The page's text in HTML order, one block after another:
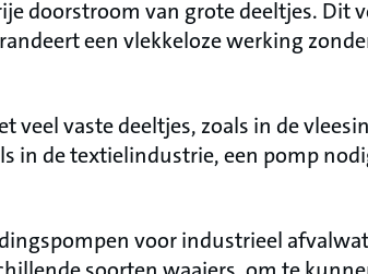
doorstroom van grote deeltjes. Dit
een vlekkeloze werking
veel vaste deeltjes, zoals in de
in de textielindustrie, een pomp
voor industrieel